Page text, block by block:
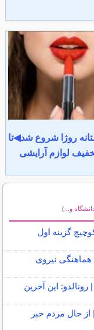
روژا شروع شد◀تا
و...)
گزینه اول
با هماهنگی نیروی
این آخرین
از حال مردم خبر